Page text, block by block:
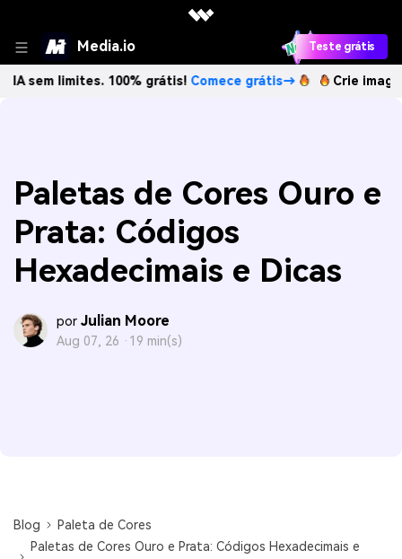
Media.io Teste grátis
100% grátis!Comece grátis→ Crie imagens com
Paletas de Cores Ouro e
Prata: Códigos
Hexadecimais e Dicas
por Julian Moore
Aug 07, 26 · 19 min(s)
Blog
Paleta de Cores
Paletas de Cores Ouro e Prata: Códigos Hexadecimais e